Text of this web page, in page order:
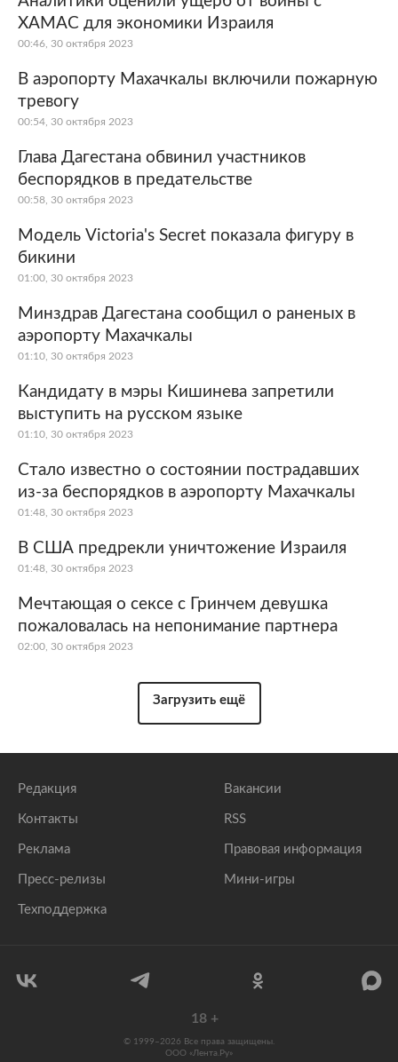
ХАМАС для экономики Израиля
00:46, 30 октября 2023
В аэропорту Махачкалы включили пожарную
тревогу
00:54, 30 октября 2023
Глава Дагестана обвинил участников
беспорядков в предательстве
00:58, 30 октября 2023
Модель Victoria's Secret показала фигуру в
бикини
01:00, 30 октября 2023
Минздрав Дагестана сообщил о раненых в
аэропорту Махачкалы
01:10, 30 октября 2023
Кандидату в мэры Кишинева запретили
выступить на русском языке
01:10, 30 октября 2023
Стало известно о состоянии пострадавших
из-за беспорядков в аэропорту Махачкалы
01:48, 30 октября 2023
В США предрекли уничтожение Израиля
01:48, 30 октября 2023
Мечтающая о сексе с Гринчем девушка
пожаловалась на непонимание партнера
02:00, 30 октября 2023
Загрузить ещё
Редакция
Контакты
Реклама
Пресс-релизы
Техподдержка
Вакансии
RSS
Правовая информация
Мини-игры
18 +
© 1999–2026 Все права защищены.
ООО «Лента.Ру»